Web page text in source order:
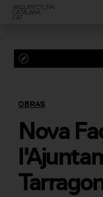
OBRAS
Nova